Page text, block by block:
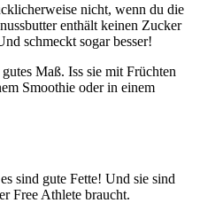
nicht, wenn du die
enthält keinen Zucker
schmeckt sogar besser!
Maß. Iss sie mit Früchten
Smoothie oder in einem
sind gute Fette! Und sie sind
Free Athlete braucht.